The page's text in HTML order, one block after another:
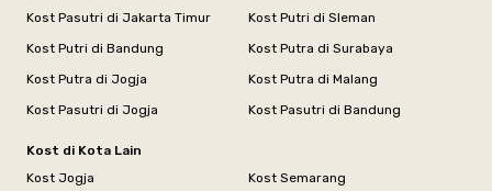
Kost Pasutri di Jakarta Timur
Kost Putri di Sleman
Kost Putri di Bandung
Kost Putra di Surabaya
Kost Putra di Jogja
Kost Putra di Malang
Kost Pasutri di Jogja
Kost Pasutri di Bandung
Kost di Kota Lain
Kost Jogja
Kost Semarang